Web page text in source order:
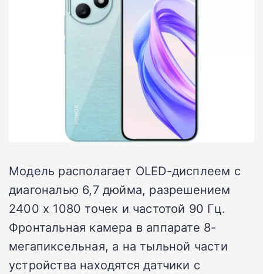
Модель располагает OLED-дисплеем с
диагональю 6,7 дюйма, разрешением
2400 х 1080 точек и частотой 90 Гц.
Фронтальная камера в аппарате 8-
мегапиксельная, а на тыльной части
устройства находятся датчики с